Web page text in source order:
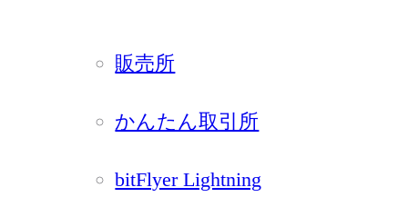
販売所
かんたん取引所
bitFlyer Lightning